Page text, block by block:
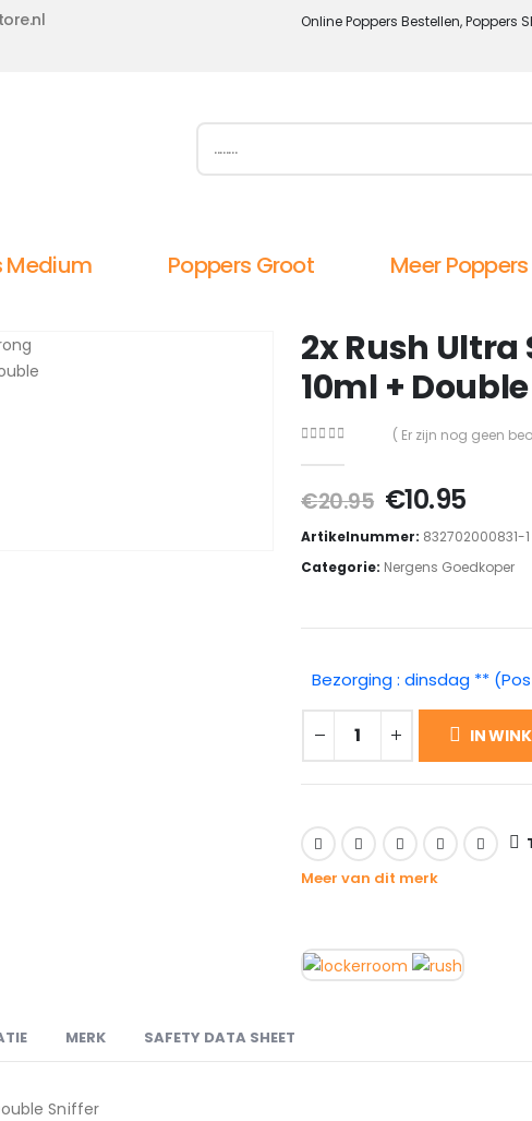
Online Poppers Bestellen, Poppers
Medium Poppers Groot Meer Poppers
2x Rush
10ml +
( Er zijn nog geen
€20.95
prijs
was:
€20.95.
€10.95
prijs
is:
Artikelnummer: 832702000831-1
Categorie: Nergens Goedkoper
Bezorging : dinsdag **
IN
Meer van dit merk
MERK SAFETY DATA SHEET
Sniffer